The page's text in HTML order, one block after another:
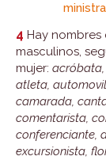
4 Hay
masculinos,
mujer: acróbata,
atleta,
camarada,
comentarista,
conferenciante,
excursionista,